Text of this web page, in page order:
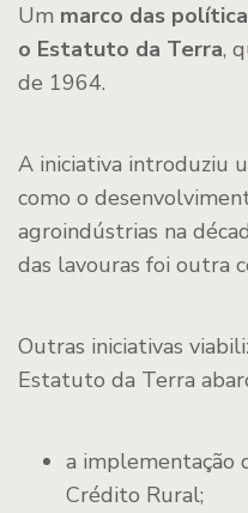
Um marco das
o Estatuto da Terra,
de 1964.
A iniciativa introduziu
como o
agroindústrias na
das lavouras foi outra
Outras iniciativas
Estatuto da Terra
a implementação
Crédito Rural;